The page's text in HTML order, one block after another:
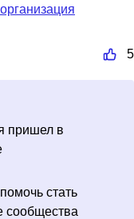
5
пришел в
стать
сообщества